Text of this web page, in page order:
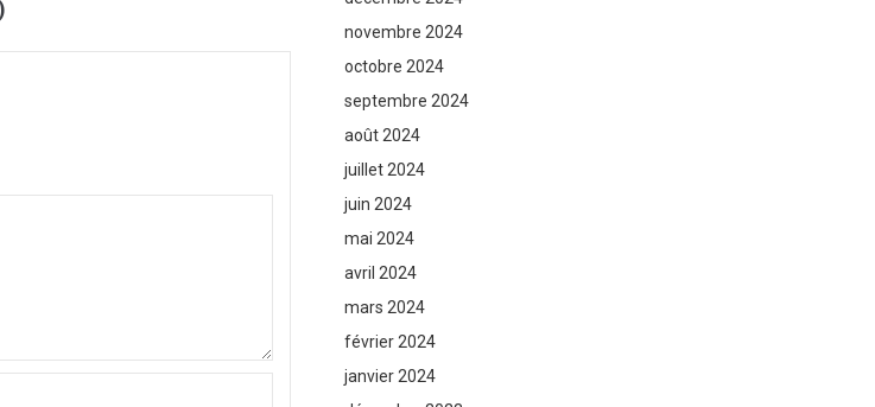
novembre 2024
octobre 2024
septembre 2024
août 2024
juillet 2024
juin 2024
mai 2024
avril 2024
mars 2024
février 2024
janvier 2024